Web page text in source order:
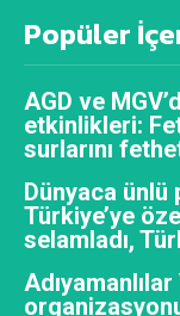
Popüler
AGD ve
etkinlikleri:
surlarını
Dünyaca ünlü
Türkiye’ye
selamladı,